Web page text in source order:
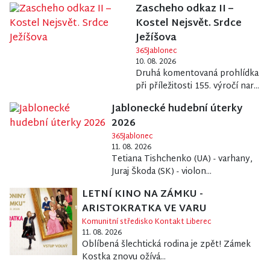
Zascheho odkaz II –
Kostel Nejsvět. Srdce
Ježíšova
365Jablonec
10. 08. 2026
Druhá komentovaná prohlídka
při příležitosti 155. výročí nar...
Jablonecké hudební úterky
2026
365Jablonec
11. 08. 2026
Tetiana Tishchenko (UA) - varhany,
Juraj Škoda (SK) - violon...
LETNÍ KINO NA ZÁMKU -
ARISTOKRATKA VE VARU
Komunitní středisko Kontakt Liberec
11. 08. 2026
Oblíbená šlechtická rodina je zpět! Zámek
Kostka znovu ožívá...